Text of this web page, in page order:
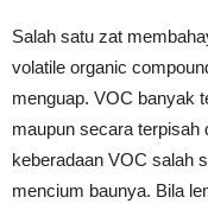
Salah satu zat
volatile organic
menguap. VOC banyak
maupun secara terpisah
keberadaan VOC salah
mencium baunya. Bila